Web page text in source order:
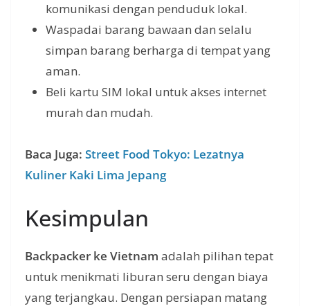
komunikasi dengan penduduk lokal.
Waspadai barang bawaan dan selalu
simpan barang berharga di tempat yang
aman.
Beli kartu SIM lokal untuk akses internet
murah dan mudah.
Baca Juga: Street Food Tokyo: Lezatnya
Kuliner Kaki Lima Jepang
Kesimpulan
Backpacker ke Vietnam adalah pilihan tepat
untuk menikmati liburan seru dengan biaya
yang terjangkau. Dengan persiapan matang